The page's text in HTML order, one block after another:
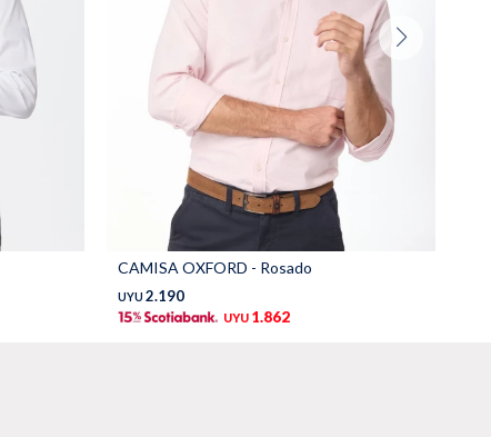
CAMISA OXFORD - Rosado
UYU 2.190
UYU 1.862